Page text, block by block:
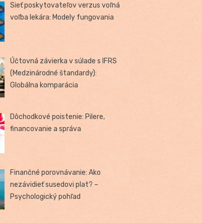
Sieť poskytovateľov verzus voľná
voľba lekára: Modely fungovania
Účtovná závierka v súlade s IFRS
(Medzinárodné štandardy):
Globálna komparácia
Dôchodkové poistenie: Pilere,
financovanie a správa
Finančné porovnávanie: Ako
nezávidieť susedovi plat? –
Psychologický pohľad